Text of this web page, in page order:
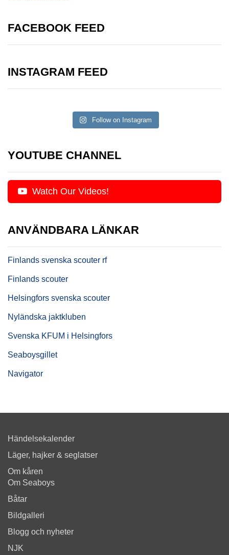
FACEBOOK FEED
INSTAGRAM FEED
Follow on Instagram
YOUTUBE CHANNEL
Watch Our Videos!
ANVÄNDBARA LÄNKAR
Finlands svenska scouter rf
Finlands scouter
Helsingfors svenska scouter
Nyländska jaktkluben
Svenska KFUM i Helsingfors
Seaboysgillet
Navigator
Händelsekalender
Läger, hajker & seglatser
Om kåren
Om Seaboys
Båtar
Bildgalleri
Blogg och nyheter
NJK